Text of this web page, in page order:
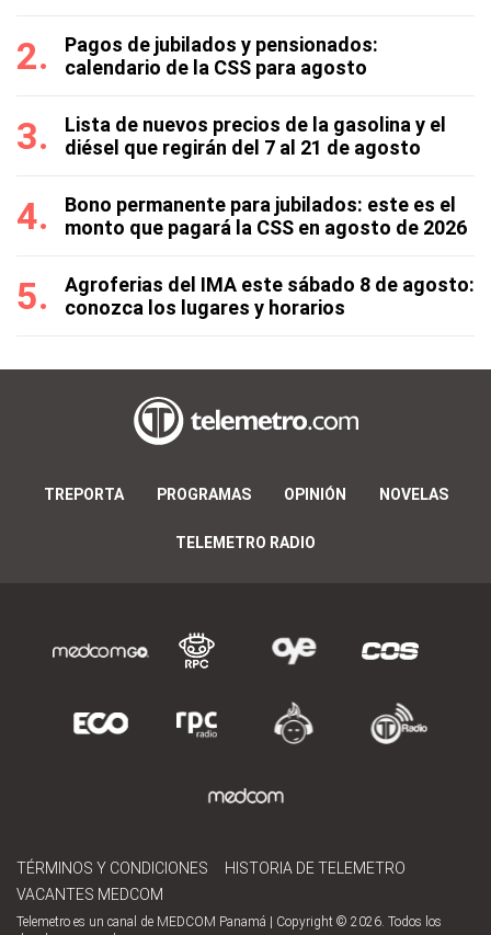
Pagos de jubilados y pensionados:
calendario de la CSS para agosto
Lista de nuevos precios de la gasolina y el
diésel que regirán del 7 al 21 de agosto
Bono permanente para jubilados: este es el
monto que pagará la CSS en agosto de 2026
Agroferias del IMA este sábado 8 de agosto:
conozca los lugares y horarios
TREPORTA PROGRAMAS OPINIÓN NOVELAS
TELEMETRO RADIO
TÉRMINOS Y CONDICIONES
HISTORIA DE TELEMETRO
VACANTES MEDCOM
Telemetro es un canal de MEDCOM Panamá | Copyright © 2026. Todos los